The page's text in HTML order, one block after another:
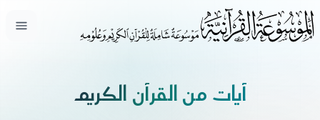
فتح
آيات من القرآن الكريم